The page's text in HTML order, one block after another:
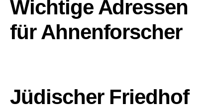
Wichtige Adressen
für Ahnenforscher
Jüdischer Friedhof